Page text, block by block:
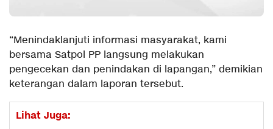
“Menindaklanjuti informasi masyarakat, kami
bersama Satpol PP langsung melakukan
pengecekan dan penindakan di lapangan,” demikian
keterangan dalam laporan tersebut.
Lihat Juga: